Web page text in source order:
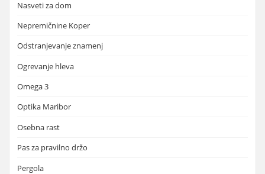
Nasveti za dom
Nepremičnine Koper
Odstranjevanje znamenj
Ogrevanje hleva
Omega 3
Optika Maribor
Osebna rast
Pas za pravilno držo
Pergola